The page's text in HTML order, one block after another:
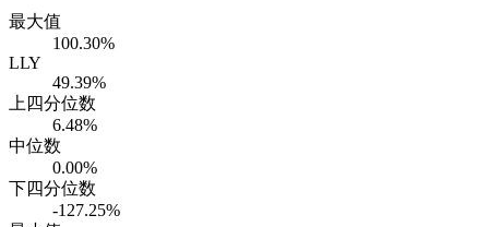
最大值
100.30%
LLY
49.39%
上四分位数
6.48%
中位数
0.00%
下四分位数
-127.25%